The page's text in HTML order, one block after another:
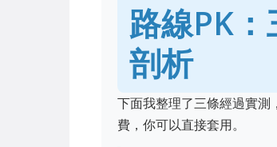
路線PK
剖析
下面我整理了三條經過實測
費，你可以直接套用。